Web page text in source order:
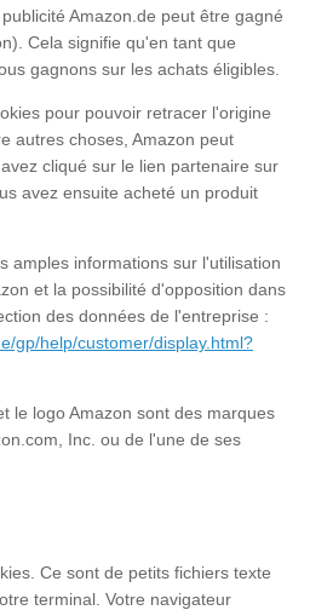
Amazon.de peut être gagné
Cela signifie qu'en tant que
gagnons sur les achats éligibles.
pour pouvoir retracer l'origine
autres choses, Amazon peut
cliqué sur le lien partenaire sur
avez ensuite acheté un produit
amples informations sur l'utilisation
et la possibilité d'opposition dans
des données de l'entreprise :
gp/help/customer/display.html?
le logo Amazon sont des marques
Inc. ou de l'une de ses
Ce sont de petits fichiers texte
terminal. Votre navigateur